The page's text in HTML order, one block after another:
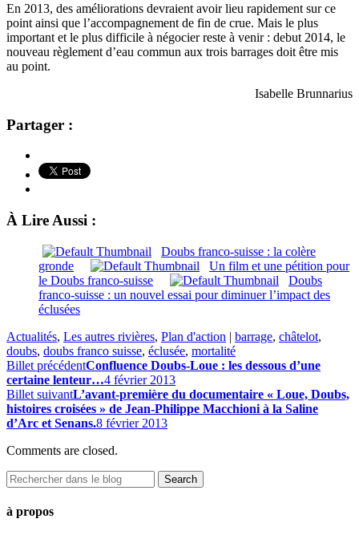
En 2013, des améliorations devraient avoir lieu rapidement sur ce
point ainsi que l’accompagnement de fin de crue. Mais le plus
important et le plus difficile à négocier reste à venir : debut 2014, le
nouveau règlement d’eau commun aux trois barrages doit être mis
au point.
Isabelle Brunnarius
Partager :
À Lire Aussi :
Doubs franco-suisse : la colère
gronde
Un film et une pétition pour
le Doubs franco-suisse
Doubs
franco-suisse : un nouvel essai pour diminuer l’impact des
éclusées
Actualités, Les autres rivières, Plan d'action | barrage, châtelot,
doubs, doubs franco suisse, éclusée, mortalité
Billet précédentConfluence Doubs-Loue : les dessous d’une
certaine lenteur…4 février 2013
Billet suivantL’avant-première du documentaire « Loue, Doubs,
histoires croisées » de Jean-Philippe Macchioni à la Saline
d’Arc et Senans.8 février 2013
Comments are closed.
à propos